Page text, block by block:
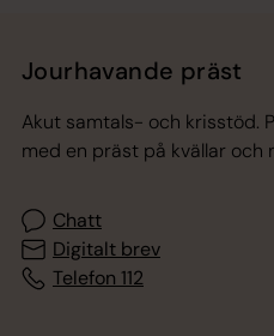
Jourhavande präst
Akut samtals- och krisstöd.
med en präst på kvällar och
Chatt
Digitalt brev
Telefon 112